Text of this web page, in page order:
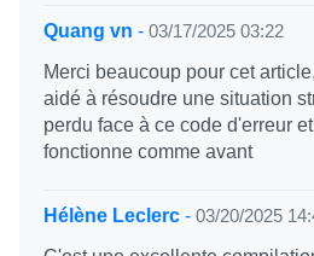
Quang vn - 03/17/2025 03:22
Merci beaucoup pour cet
aidé à résoudre une situation
perdu face à ce code d'erreur
fonctionne comme avant
Hélène Leclerc - 03/20/2025